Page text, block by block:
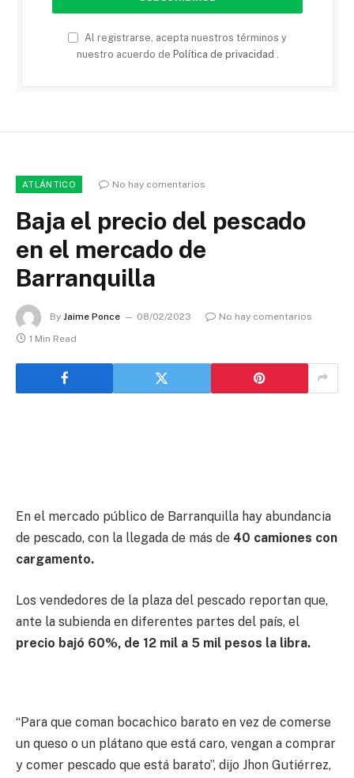
Al registrarse, acepta nuestros términos y
nuestro acuerdo de Política de privacidad
ATLÁNTICO No hay comentarios
Baja el precio del pescado
en el mercado de
Barranquilla
By Jaime Ponce 08/02/2023
No hay comentarios
1 Min Read
En el mercado público de Barranquilla hay abundancia
de pescado, con la llegada de más de 40 camiones con
cargamento.
Los vendedores de la plaza del pescado reportan que,
ante la subienda en diferentes partes del país, el
precio bajó 60%, de 12 mil a 5 mil pesos la libra.
“Para que coman bocachico barato en vez de comerse
un queso o un plátano que está caro, vengan a comprar
y comer pescado que está barato”, dijo Jhon Gutiérrez,